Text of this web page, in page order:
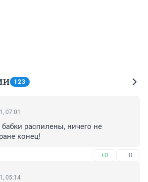
123
07:01
распилены, ничего не
конец!
+0 –0
05:14